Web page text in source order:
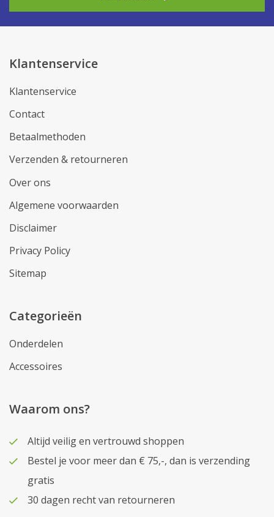
Klantenservice
Klantenservice
Contact
Betaalmethoden
Verzenden & retourneren
Over ons
Algemene voorwaarden
Disclaimer
Privacy Policy
Sitemap
Categorieën
Onderdelen
Accessoires
Waarom ons?
Altijd veilig en vertrouwd shoppen
Bestel je voor meer dan € 75,-, dan is verzending
gratis
30 dagen recht van retourneren